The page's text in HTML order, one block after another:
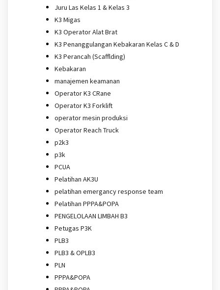
Juru Las Kelas 1 & Kelas 3
K3 Migas
K3 Operator Alat Brat
K3 Penanggulangan Kebakaran Kelas C & D
K3 Perancah (Scafflding)
Kebakaran
manajemen keamanan
Operator K3 CRane
Operator K3 Forklift
operator mesin produksi
Operator Reach Truck
p2k3
p3k
PCUA
Pelatihan AK3U
pelatihan emergancy response team
Pelatihan PPPA&POPA
PENGELOLAAN LIMBAH B3
Petugas P3K
PLB3
PLB3 & OPLB3
PLN
PPPA&POPA